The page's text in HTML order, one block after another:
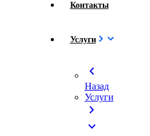
Контакты
Услуги
chevron_left
Назад
Услуги
chevron_right
expand_more